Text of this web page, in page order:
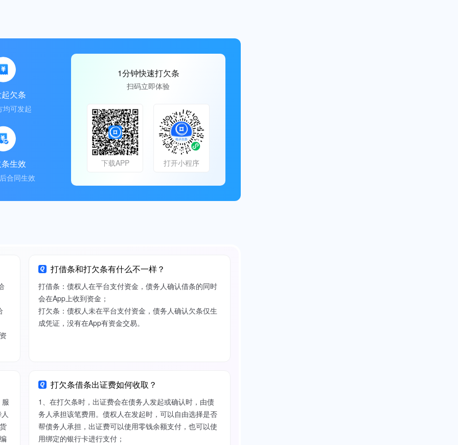
欠条
均可发起
生效
合同生效
1分钟快速打欠条
扫码立即体验
下载APP 打开小程序
打借条和打欠条有什么不一样？
打借条：债权人在平台支付资金，债务人确认借条的同时
会在App上收到资金；
打欠条：债权人未在平台支付资金，债务人确认欠条仅生
成凭证，没有在App有资金交易。
打欠条借条出证费如何收取？
1、在打欠条时，出证费会在债务人发起或确认时，由债
务人承担该笔费用。债权人在发起时，可以自由选择是否
帮债务人承担，出证费可以使用零钱余额支付，也可以使
用绑定的银行卡进行支付；